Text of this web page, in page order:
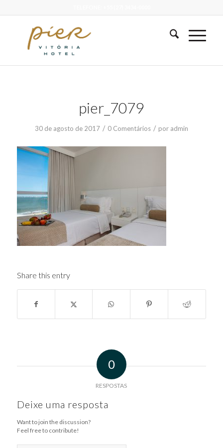
pier_7079
30 de agosto de 2017 / 0 Comentários / por admin
Share this entry
0
RESPOSTAS
Deixe uma resposta
Want to join the discussion?
Feel free to contribute!